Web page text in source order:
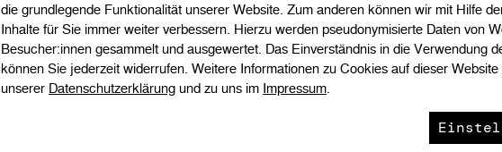
Struktur trifft Zellbiologie –
der Schadensstelle
Das Forscherteam hat die Kristallstruktur der MINDY3-
Komplex mit der UBL-Domäne von RAD23A aufgeklärt
die grundlegende Funktionalität unserer Website. Zum anderen können wir mit Hilfe
Inhalte für Sie immer weiter verbessern. Hierzu werden pseudonymisierte Daten von
Besucher:innen gesammelt und ausgewertet. Das Einverständnis in die Verwendung
können Sie jederzeit widerrufen. Weitere Informationen zu Cookies auf dieser Website
unserer Datenschutzerklärung und zu uns im Impressum